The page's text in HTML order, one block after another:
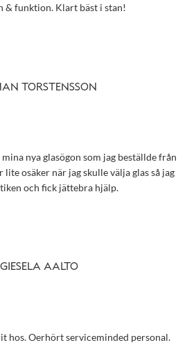
& funktion. Klart bäst i stan!
TORSTENSSON
nya glasögon som jag beställde från
lite osäker när jag skulle välja glas så jag
och fick jättebra hjälp.
GIESELA AALTO
hos. Oerhört serviceminded personal.